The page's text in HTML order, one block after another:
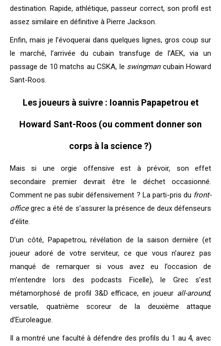
destination. Rapide, athlétique, passeur correct, son profil est
assez similaire en définitive à Pierre Jackson.
Enfin, mais je l’évoquerai dans quelques lignes, gros coup sur
le marché, l’arrivée du cubain transfuge de l’AEK, via un
passage de 10 matchs au CSKA, le swingmancubain Howard
Sant-Roos.
Les joueurs à suivre : Ioannis Papapetrou et
Howard Sant-Roos (ou comment donner son
corps à la science ?)
Mais si une orgie offensive est à prévoir, son effet
secondaire premier devrait être le déchet occasionné.
Comment ne pas subir défensivement ? La parti-pris du front-
officegrec a été de s’assurer la présence de deux défenseurs
d’élite.
D’un côté, Papapetrou, révélation de la saison dernière (et
joueur adoré de votre serviteur, ce que vous n’aurez pas
manqué de remarquer si vous avez eu l’occasion de
m’entendre lors des podcasts Ficelle), le Grec s’est
métamorphosé de profil 3&D efficace, en joueur all-around,
versatile, quatrième scoreur de la deuxième attaque
d’Euroleague.
Il a montré une faculté à défendre des profils du 1 au 4, avec